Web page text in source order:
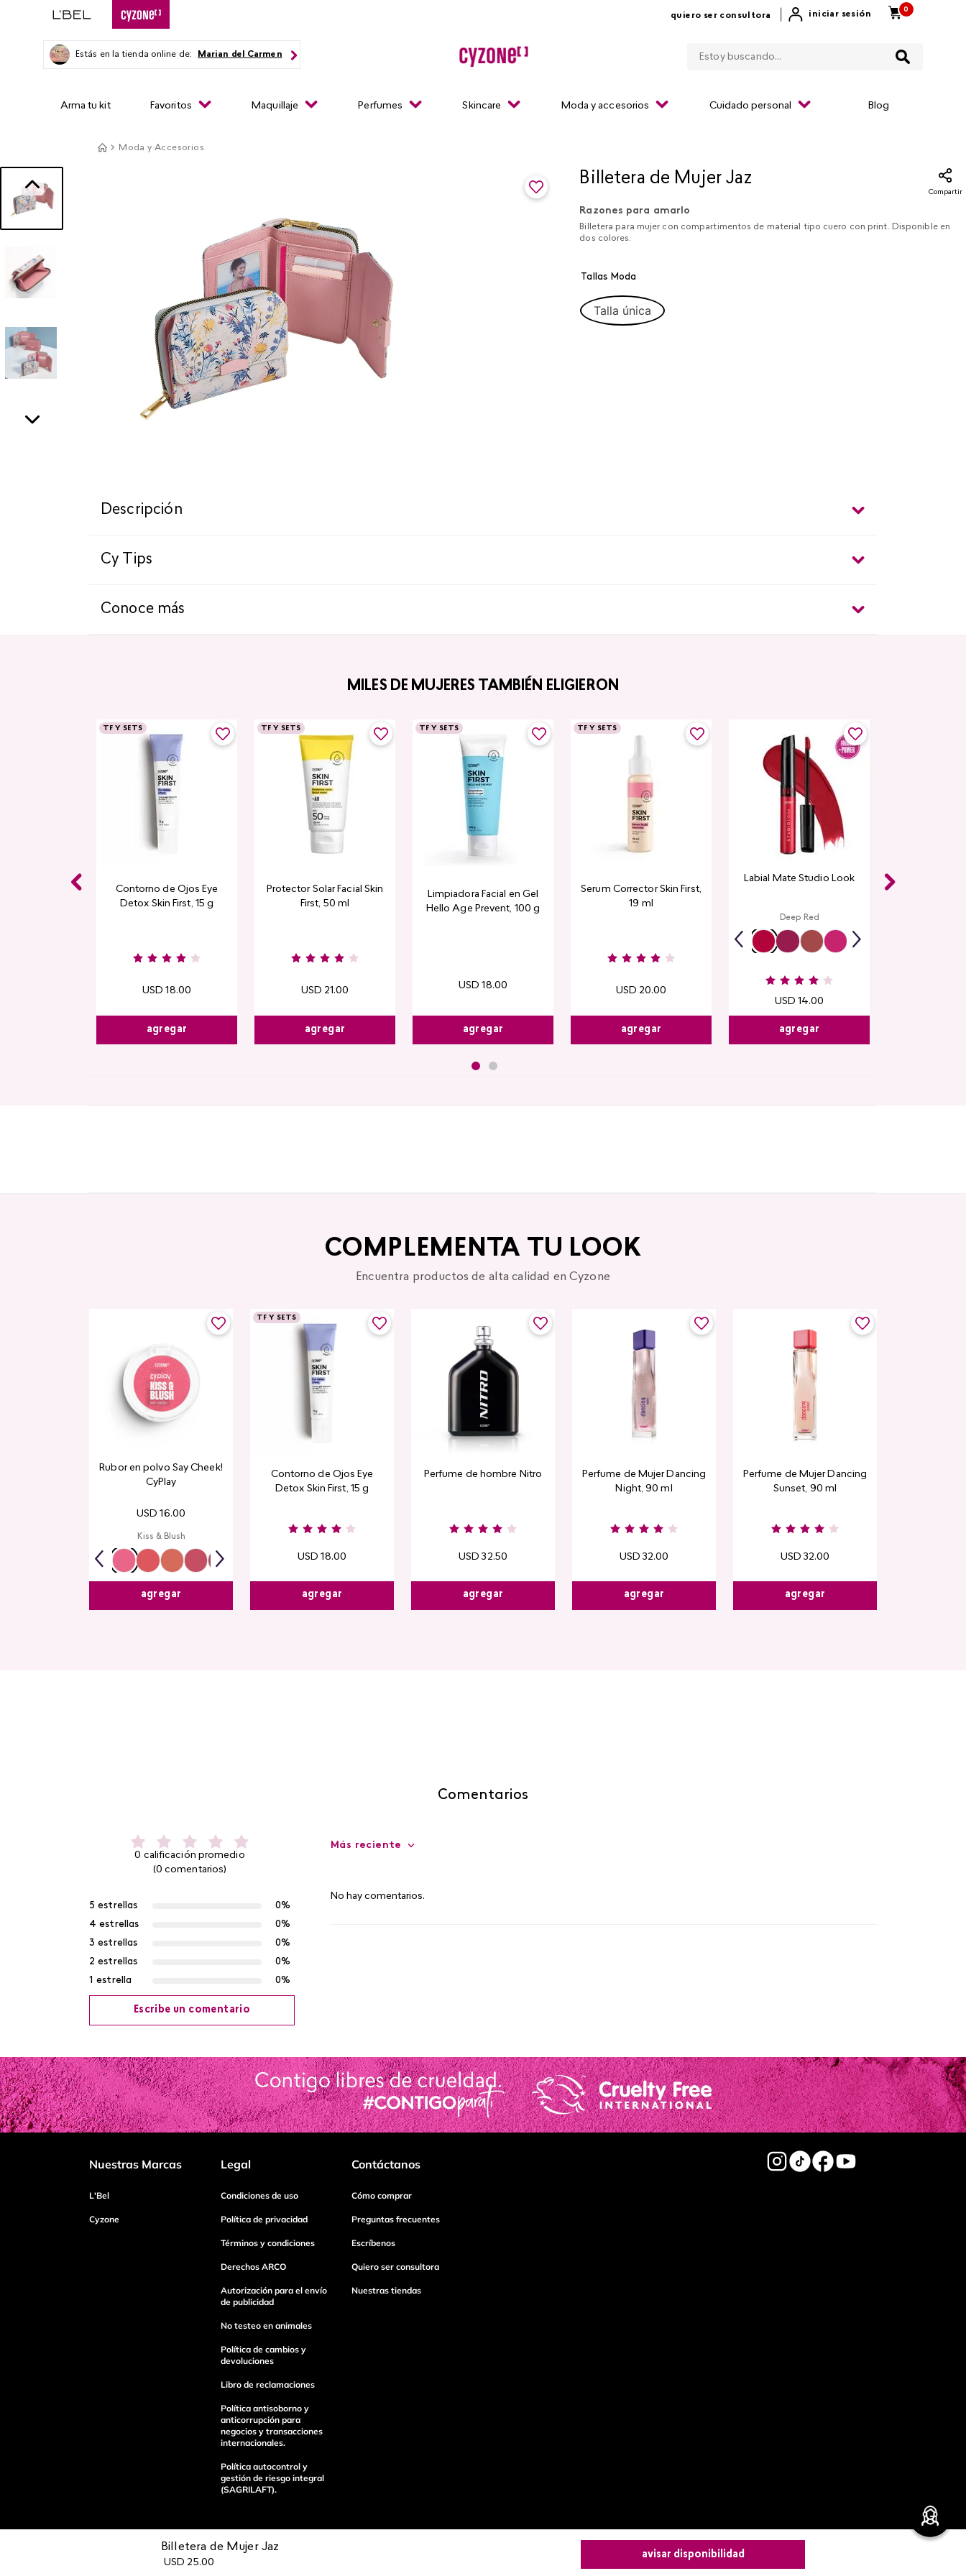
quiero ser consultora iniciar sesión
0
Estás en la tienda online de: Marian del Carmen
Arma tu kit Favoritos Maquillaje Perfumes Skincare Moda y accesorios Cuidado personal Blog
Moda y Accesorios
Billetera de Mujer Jaz
Compartir
Razones para amarlo
Billetera para mujer con compartimentos de material tipo cuero con print. Disponible en
dos colores.
Tallas Moda
Talla única
Billetera de Mujer Jaz
USD 25.00
avisar disponibilidad
Descripción
Cy Tips
Conoce más
MILES DE MUJERES TAMBIÉN ELIGIERON
TF Y SETS
Contorno de Ojos Eye
Detox Skin First, 15 g
USD 18.00
agregar
TF Y SETS
Protector Solar Facial Skin
First, 50 ml
USD 21 .00
agregar
TF Y SETS
Limpiadora Facial en Gel
Hello Age Prevent, 100 g
USD 18.00
agregar
TF Y SETS
Serum Corrector Skin First,
19 ml
USD 20.00
agregar
Labial Mate Studio Look
Deep Red
USD 14.00
agregar
COMPLEMENTA TU LOOK
Encuentra productos de alta calidad en Cyzone
Rubor en polvo Say Cheek!
CyPlay
USD 16.00
Kiss & Blush
agregar
TF Y SETS
Contorno de Ojos Eye
Detox Skin First, 15 g
USD 18.00
agregar
Perfume de hombre Nitro
USD 32.50
agregar
Perfume de Mujer Dancing
Night, 90 ml
USD 32.00
agregar
Perfume de Mujer Dancing
Sunset, 90 ml
USD 32.00
agregar
Comentarios
0 calificación promedio
(0 comentarios)
5 estrellas
0%
4 estrellas
0%
3 estrellas
0%
2 estrellas
0%
1 estrella
0%
Escribe un comentario
Agregar comentario
Título
Tu nombre
Más reciente
No hay comentarios.
Nuestras Marcas
L'Bel
Cyzone
Legal
Condiciones de uso
Política de privacidad
Términos y condiciones
Derechos ARCO
Autorización para el envío
de publicidad
No testeo en animales
Política de cambios y
devoluciones
Libro de reclamaciones
Política antisoborno y
anticorrupción para
negocios y transacciones
internacionales.
Política autocontrol y
gestión de riesgo integral
(SAGRILAFT).
Contáctanos
Cómo comprar
Preguntas frecuentes
Escríbenos
Quiero ser consultora
Nuestras tiendas
Pagos 100%